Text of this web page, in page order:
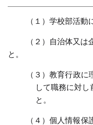
（１）学校部活動
（２）自治体又は
と。
（３）教育行政
して職務に対し
と。
（４）個人情報